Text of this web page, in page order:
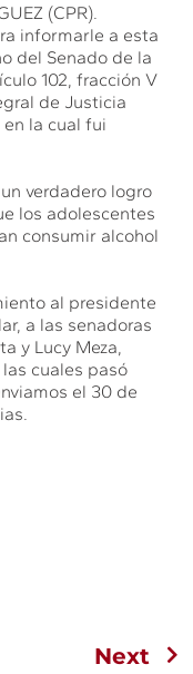
(CPR).
informarle a esta
del Senado de la
102, fracción V
de Justicia
la cual fui
verdadero logro
los adolescentes
consumir alcohol
al presidente
a las senadoras
y Lucy Meza,
cuales pasó
el 30 de
Next